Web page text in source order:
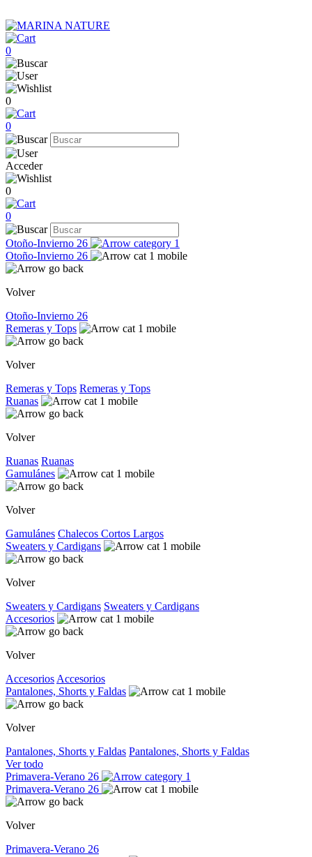
0
0
0
Acceder
0
0
Otoño-Invierno 26
Otoño-Invierno 26
Volver
Otoño-Invierno 26
Remeras y Tops
Volver
Remeras y Tops Remeras y Tops
Ruanas
Volver
Ruanas Ruanas
Gamulánes
Volver
Gamulánes Chalecos Cortos Largos
Sweaters y Cardigans
Volver
Sweaters y Cardigans Sweaters y Cardigans
Accesorios
Volver
Accesorios Accesorios
Pantalones, Shorts y Faldas
Volver
Pantalones, Shorts y Faldas Pantalones, Shorts y Faldas
Ver todo
Primavera-Verano 26
Primavera-Verano 26
Volver
Primavera-Verano 26